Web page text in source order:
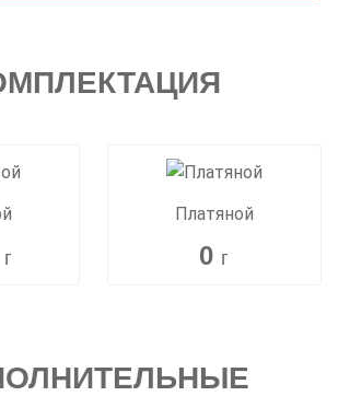
г
Платяной
0 г